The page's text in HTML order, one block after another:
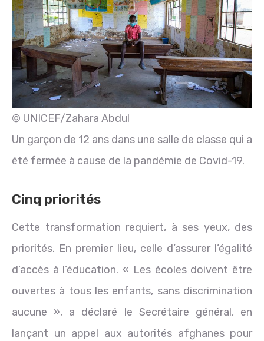
© UNICEF/Zahara Abdul
Un garçon de 12 ans dans une salle de classe qui a
été fermée à cause de la pandémie de Covid-19.
Cinq priorités
Cette transformation requiert, à ses yeux, des
priorités. En premier lieu, celle d’assurer l’égalité
d’accès à l’éducation. « Les écoles doivent être
ouvertes à tous les enfants, sans discrimination
aucune », a déclaré le Secrétaire général, en
lançant un appel aux autorités afghanes pour